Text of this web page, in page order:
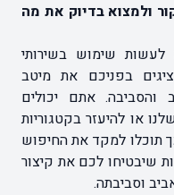
ולמצוא בדיוק את מה
לעשות שימוש בשירותי
בפניכם את מיטב
והסביבה. אתם יכולים
או להיעזר בקטגוריות
תוכלו למקד את החיפוש
שיבטיחו לכם את קיצור
וסביבתה.